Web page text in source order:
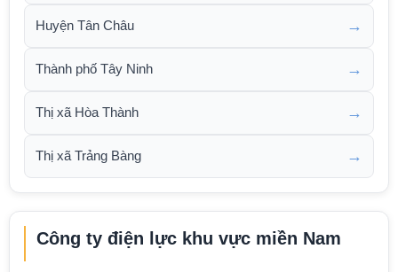
Huyện Tân Châu →
Thành phố Tây Ninh →
Thị xã Hòa Thành →
Thị xã Trảng Bàng →
Công ty điện lực khu vực miền Nam